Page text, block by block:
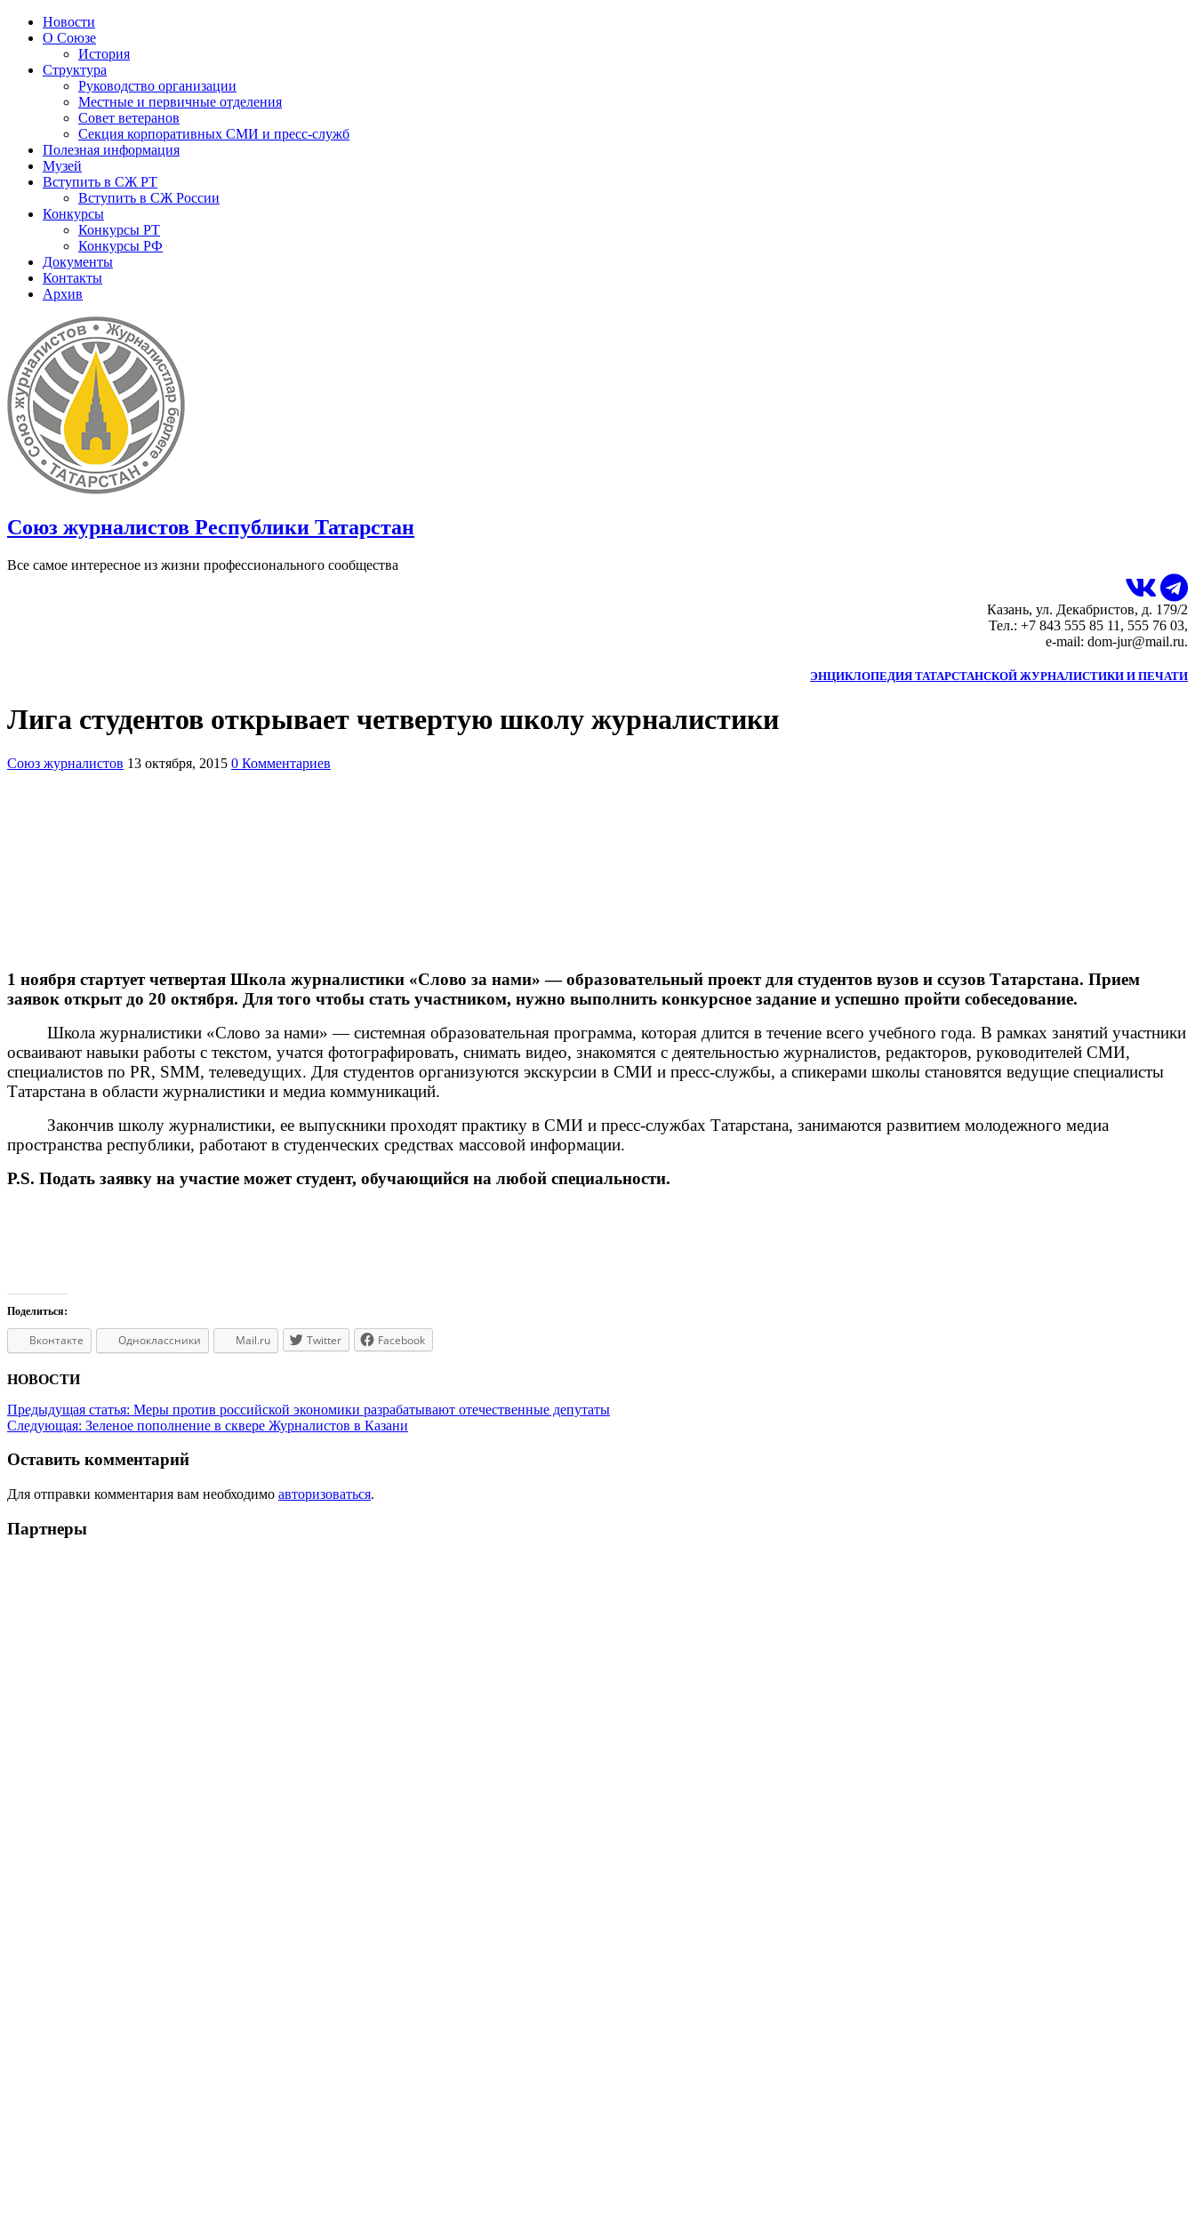
Новости
О Союзе
История
Структура
Руководство организации
Местные и первичные отделения
Совет ветеранов
Секция корпоративных СМИ и пресс-служб
Полезная информация
Музей
Вступить в СЖ РТ
Вступить в СЖ России
Конкурсы
Конкурсы РТ
Конкурсы РФ
Документы
Контакты
Архив
Союз журналистов Республики Татарстан
Все самое интересное из жизни профессионального сообщества
Казань, ул. Декабристов, д. 179/2
Тел.: +7 843 555 85 11, 555 76 03,
e-mail: dom-jur@mail.ru.
ЭНЦИКЛОПЕДИЯ ТАТАРСТАНСКОЙ ЖУРНАЛИСТИКИ И ПЕЧАТИ
Лига студентов открывает четвертую школу журналистики
Союз журналистов 13 октября, 2015 0 Комментариев
1 ноября стартует четвертая Школа журналистики «Слово за нами» — образовательный проект для студентов вузов и ссузов Татарстана. Прием
заявок открыт до 20 октября. Для того чтобы стать участником, нужно выполнить конкурсное задание и успешно пройти собеседование.
Школа журналистики «Слово за нами» — системная образовательная программа, которая длится в течение всего учебного года. В рамках занятий участники
осваивают навыки работы с текстом, учатся фотографировать, снимать видео, знакомятся с деятельностью журналистов, редакторов, руководителей СМИ,
специалистов по PR, SMM, телеведущих. Для студентов организуются экскурсии в СМИ и пресс-службы, а спикерами школы становятся ведущие специалисты
Татарстана в области журналистики и медиа коммуникаций.
Закончив школу журналистики, ее выпускники проходят практику в СМИ и пресс-службах Татарстана, занимаются развитием молодежного медиа
пространства республики, работают в студенческих средствах массовой информации.
P.S. Подать заявку на участие может студент, обучающийся на любой специальности.
Поделиться:
Вконтакте Одноклассники Mail.ru Twitter Facebook
НОВОСТИ
Предыдущая статья: Меры против российской экономики разрабатывают отечественные депутаты
Следующая: Зеленое пополнение в сквере Журналистов в Казани
Оставить комментарий
Для отправки комментария вам необходимо авторизоваться.
Партнеры